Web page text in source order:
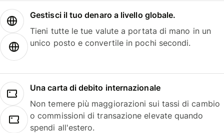
Gestisci il tuo denaro a livello globale.
Tieni tutte le tue valute a portata di mano in un
unico posto e convertile in pochi secondi.
Una carta di debito internazionale
Non temere più maggiorazioni sui tassi di cambio
o commissioni di transazione elevate quando
spendi all'estero.